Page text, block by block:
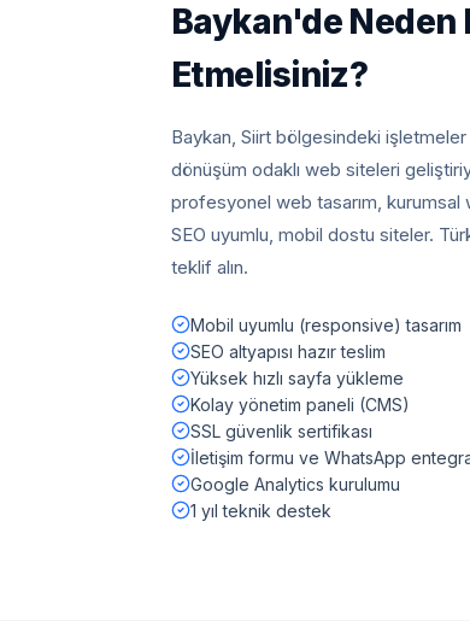
Baykan'de Neden
Etmelisiniz?
Baykan, Siirt bölgesindeki işletmeler
dönüşüm odaklı web siteleri
profesyonel web tasarım,
SEO uyumlu, mobil dostu siteler.
teklif alın.
Mobil uyumlu (responsive) tasarım
SEO altyapısı hazır teslim
Yüksek hızlı sayfa yükleme
Kolay yönetim paneli (CMS)
SSL güvenlik sertifikası
İletişim formu ve WhatsApp
Google Analytics kurulumu
1 yıl teknik destek